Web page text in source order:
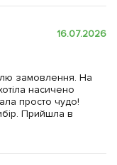
16.07.2026
замовлення. На
насичено
просто чудо!
Прийшла в